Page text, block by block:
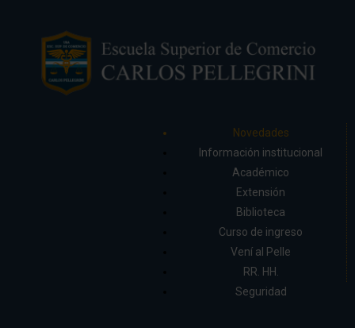
Novedades
Información institucional
Académico
Extensión
Biblioteca
Curso de ingreso
Vení al Pelle
RR. HH.
Seguridad